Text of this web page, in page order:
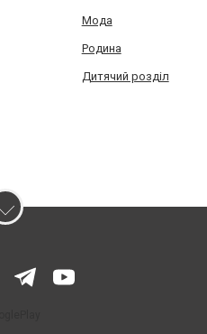
Мода
Родина
Дитячий розділ